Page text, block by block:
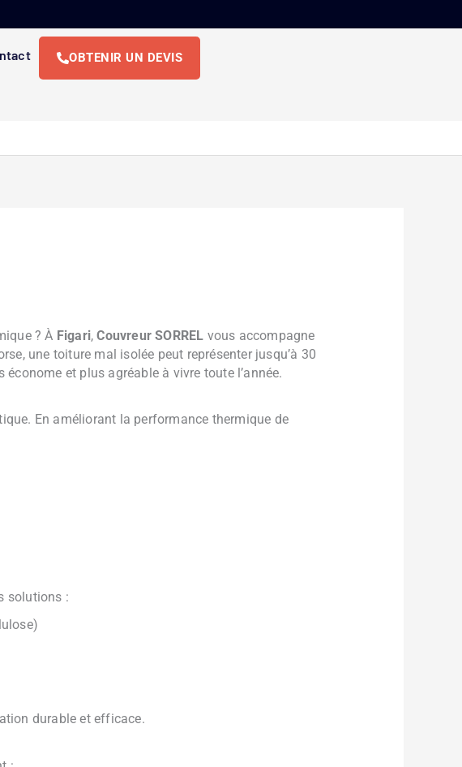
OBTENIR UN DEVIS
? À Figari,Couvreur SORREL vous accompagne
une toiture mal isolée peut représenter jusqu’à 30
et plus agréable à vivre toute l’année.
En améliorant la performance thermique de
solutions :
durable et efficace.